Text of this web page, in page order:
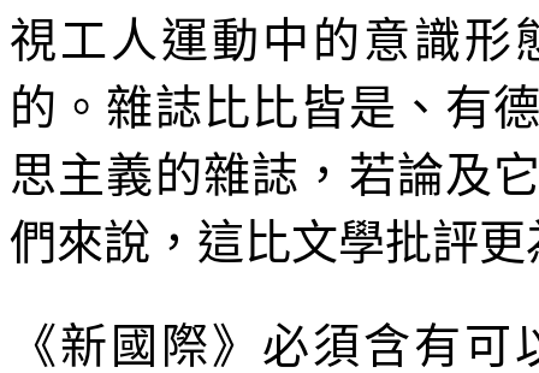
視工人運動中的意識形
的。雜誌比比皆是、有
思主義的雜誌，若論及
們來說，這比文學批評
《新國際》必須含有